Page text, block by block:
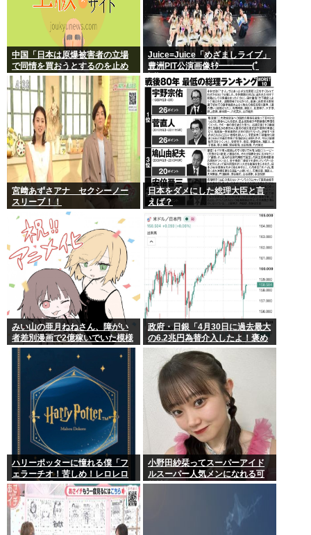
中国「日本は原爆被害者の立場
で同情を買おうとするのを止め
ろ」
Juice=Juice「めざましライブ」
豊洲PIT公演画像ｷﾀ━━━━(ﾟ
∀ﾟ)━━━━!!
宮﨑あずさアナ セクシーノー
スリーブ！！
日本をダメにした総理大臣と言
えば？
みい山の亜月ねねさん、障がい
者差別漫画で2億稼いでいた模様
www
政府・日銀「4月30日に過去最大
の6.2兆円為替介入したよ！褒め
てよ！」
ハリーポッターに憧れる僕「フ
ェラーチオ！苦しめ！レロレロ
レロ」敵「うっ 」
小野田紗栞ってスーパーアイド
ルスーパー人気メンになれる可
能性あったよな？